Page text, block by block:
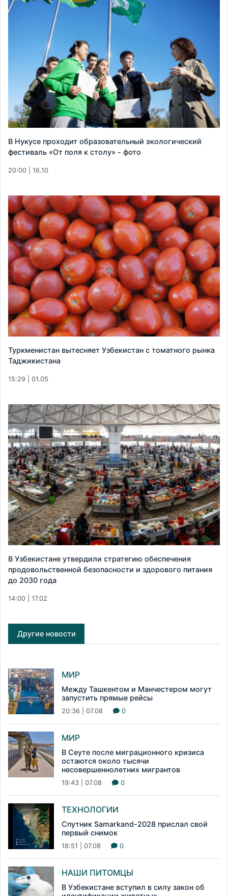
В Нукусе проходит образовательный экологический
фестиваль «От поля к столу» - фото
20:00 | 16.10
Туркменистан вытесняет Узбекистан с томатного рынка
Таджикистана
15:29 | 01.05
В Узбекистане утвердили стратегию обеспечения
продовольственной безопасности и здорового питания
до 2030 года
14:00 | 17.02
Другие новости
МИР
Между Ташкентом и Манчестером могут
запустить прямые рейсы
20:36 | 07.08 0
МИР
В Сеуте после миграционного кризиса
остаются около тысячи
несовершеннолетних мигрантов
19:43 | 07.08 0
ТЕХНОЛОГИИ
Спутник Samarkand-2028 прислал свой
первый снимок
18:51 | 07.08 0
НАШИ ПИТОМЦЫ
В Узбекистане вступил в силу закон об